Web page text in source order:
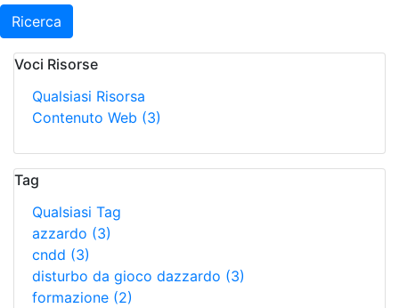
Ricerca
Voci Risorse
Qualsiasi Risorsa
Contenuto Web (3)
Tag
Qualsiasi Tag
azzardo (3)
cndd (3)
disturbo da gioco dazzardo (3)
formazione (2)